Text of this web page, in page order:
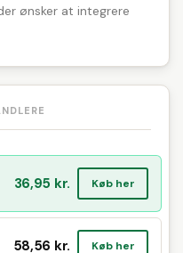
ønsker at integrere
36,95 kr. Køb her
58,56 kr. Køb her